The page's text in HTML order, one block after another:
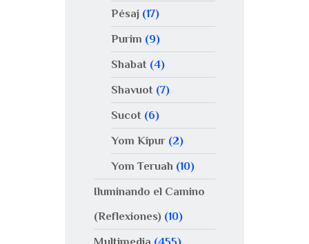
Pésaj(17)
Purim (9)
Shabat(4)
Shavuot(7)
Sucot(6)
Yom Kipur(2)
Yom Teruah (10)
Iluminando el Camino
(Reflexiones) (10)